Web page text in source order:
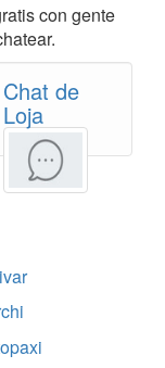
con gente
Chat de
Loja